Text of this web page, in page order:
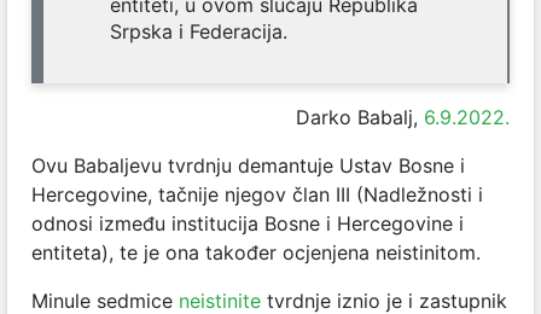
Srpska i Federacija.
Darko Babalj, 6.9.2022.
Ovu Babaljevu tvrdnju demantuje Ustav Bosne i
Hercegovine, tačnije njegov član III (Nadležnosti i
odnosi između institucija Bosne i Hercegovine i
entiteta), te je ona također ocjenjena neistinitom.
Minule sedmice neistinite tvrdnje iznio je i zastupnik